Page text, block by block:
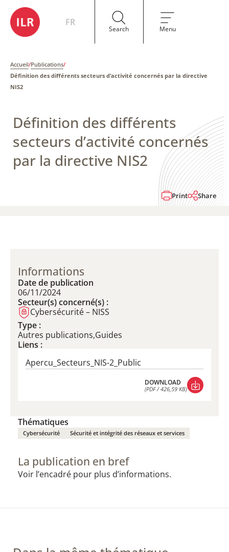
FR
Search Menu
Accueil/Publications/
Définition des différents secteurs d’activité concernés par la directive
NIS2
Définition des différents
secteurs d’activité concernés
par la directive NIS2
Print Share
Informations
Date de publication
06/11/2024
Secteur(s) concerné(s) :
Cybersécurité – NISS
Type :
Autres publications,Guides
Liens :
Apercu_Secteurs_NIS-2_Public
DOWNLOAD
(PDF / 426,59 KB)
Thématiques
Cybersécurité Sécurité et intégrité des réseaux et services
La publication en bref
Voir l’encadré pour plus d’informations.